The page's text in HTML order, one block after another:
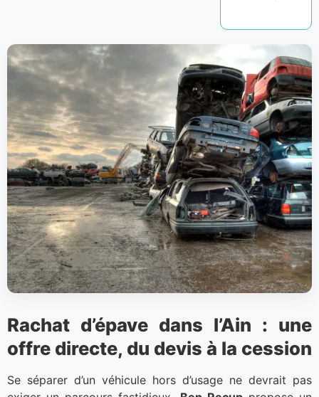
Rachat d’épave dans l’Ain : une
offre directe, du devis à la cession
Se séparer d’un véhicule hors d’usage ne devrait pas